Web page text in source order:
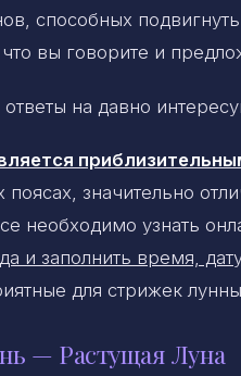
способных
вы говорите и
на давно
значительно
необходимо узнать
и заполнить время,
для стрижек
— Растущая Луна